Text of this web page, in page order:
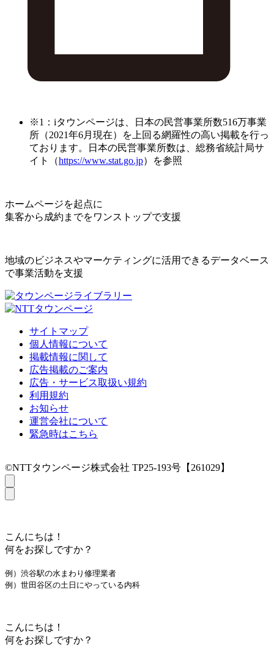
※1：iタウンページは、日本の民営事業所数516万事業
所（2021年6月現在）を上回る網羅性の高い掲載を行っ
ております。日本の民営事業所数は、総務省統計局サ
イト（https://www.stat.go.jp）を参照
ホームページを起点に
集客から成約までをワンストップで支援
地域のビジネスやマーケティングに活用できるデータベース
で事業活動を支援
サイトマップ
個人情報について
掲載情報に関して
広告掲載のご案内
広告・サービス取扱い規約
利用規約
お知らせ
運営会社について
緊急時はこちら
©NTTタウンページ株式会社 TP25-193号【261029】
こんにちは！
何をお探しですか？
例）渋谷駅の水まわり修理業者
例）世田谷区の土日にやっている内科
こんにちは！
何をお探しですか？